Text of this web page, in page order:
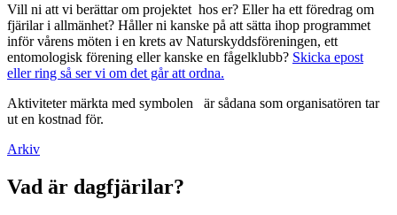
Vill ni att vi berättar om projektet hos er? Eller ha ett föredrag om
fjärilar i allmänhet? Håller ni kanske på att sätta ihop programmet
inför vårens möten i en krets av Naturskyddsföreningen, ett
entomologisk förening eller kanske en fågelklubb? Skicka epost
eller ring så ser vi om det går att ordna.
Aktiviteter märkta med symbolen
är sådana som organisatören tar
ut en kostnad för.
Arkiv
Vad är dagfjärilar?